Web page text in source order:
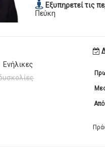
Εξυπηρετεί τις
Πεύκη
Ενήλικες